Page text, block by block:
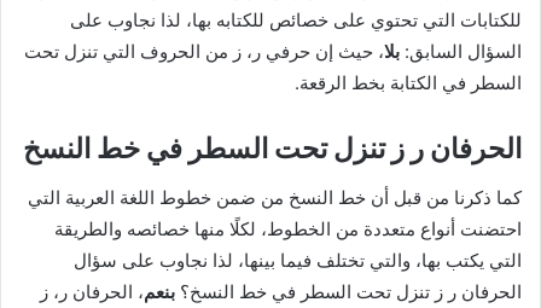
للكتابات التي تحتوي على خصائص للكتابه بها، لذا نجاوب على
السؤال السابق: بلا، حيث إن حرفي ر، ز من الحروف التي تنزل تحت
السطر في الكتابة بخط الرقعة.
الحرفان ر ز تنزل تحت السطر في خط النسخ
كما ذكرنا من قبل أن خط النسخ من ضمن خطوط اللغة العربية التي
احتضنت أنواع متعددة من الخطوط، لكلًا منها خصائصه والطريقة
التي يكتب بها، والتي تختلف فيما بينها، لذا نجاوب على سؤال
الحرفان ر ز تنزل تحت السطر في خط النسخ؟ بنعم، الحرفان ر، ز